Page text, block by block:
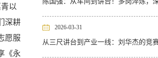
以
深耕
愿服
《永
2026-03-31
从三尺讲台到产业一线：刘华杰的竞